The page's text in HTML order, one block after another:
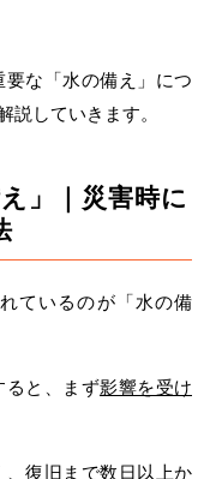
な「水の備え」につ
説していきます。
」｜災害時に
ているのが「水の備
ると、まず影響を受け
復旧まで数日以上か